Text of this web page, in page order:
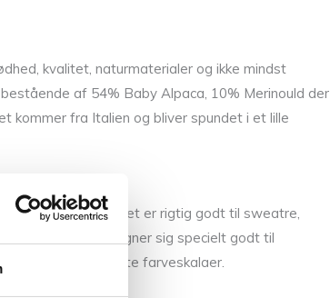
kvalitet, naturmaterialer og ikke mindst
af 54% Baby Alpaca, 10% Merinould der
kommer fra Italien og bliver spundet i et lille
ogSnefnug. Garnet er rigtig godt til sweatre,
cardigans. Den egner sig specielt godt til
i CaMaRoses flotte farveskalaer.